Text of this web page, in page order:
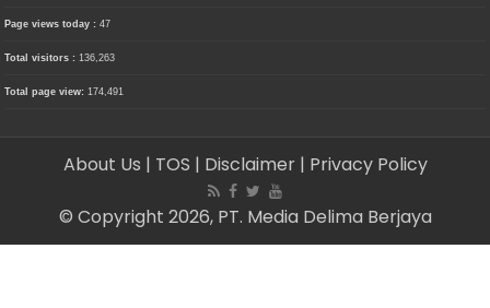
Page views today :47
Total visitors :136,263
Total page view:174,491
About Us | TOS | Disclaimer | Privacy Policy
© Copyright 2026, PT. Media Delima Berjaya